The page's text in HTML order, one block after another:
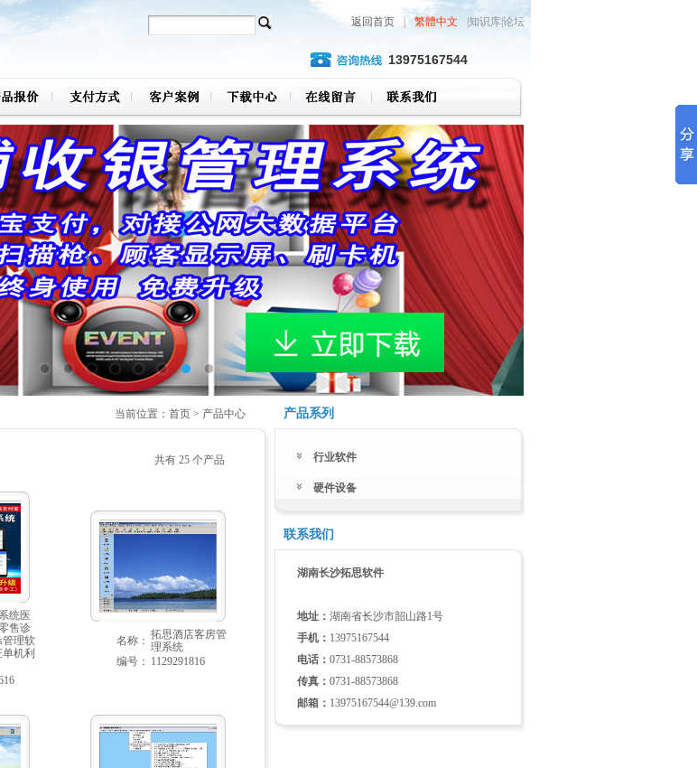
返回首页 繁體中文 |知识库|论坛
13975167544
当前位置：首页 > 产品中心
共有 25 个产品
统医
售诊
管理软
机利
名称： 拓思酒店客房管
理系统
编号： 1129291816
产品系列
行业软件
硬件设备
联系我们
湖南长沙拓思软件
地址： 湖南省长沙市韶山路1号
手机： 13975167544
电话： 0731-88573868
传真： 0731-88573868
邮箱： 13975167544@139.com